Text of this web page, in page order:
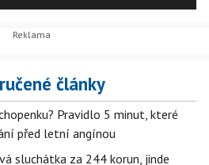
články
Pravidlo 5 minut, které
před letní angínou
sluchátka za 244 korun, jinde